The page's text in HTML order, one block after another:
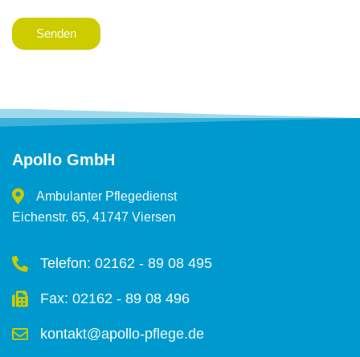
Senden
Apollo GmbH
Ambulanter Pflegedienst
Eichenstr. 65, 41747 Viersen
Telefon: 02162 - 89 08 495
Fax: 02162 - 89 08 496
kontakt@apollo-pflege.de